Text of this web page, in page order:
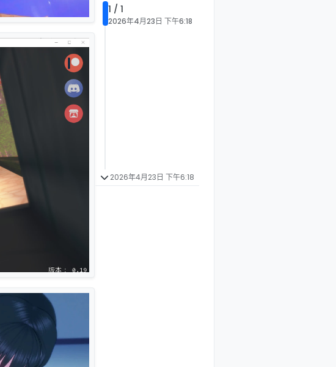
1 / 1
2026年4月23日 下午6:18
2026年4月23日 下午6:18